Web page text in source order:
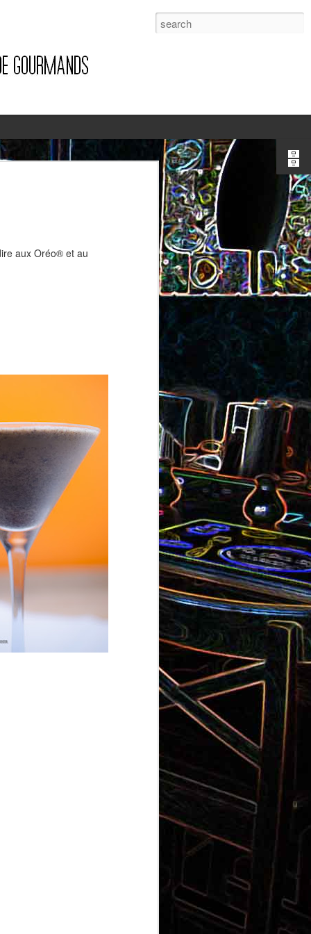
aux Oréo® et au
Pizza à la pancetta et à la
jambon Canistrelli aux amandes et
aux noisettes
Gnocchi au pesto de
pistaches
Panna cotta au coulis de kiwi